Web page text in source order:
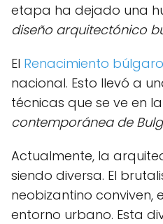
etapa ha dejado una
diseño arquitectónico
El Renacimiento búlgaro
nacional. Esto llevó a
técnicas que se ve en la
contemporánea de
Actualmente, la
siendo diversa. El
neobizantino conviven,
entorno urbano. Esta